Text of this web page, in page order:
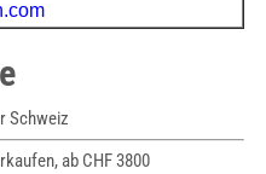
Schweiz
ab CHF 3800